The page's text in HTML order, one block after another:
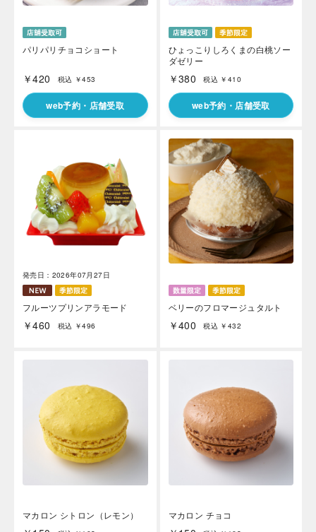
パリパリチョコショート
￥420 税込 ￥453
web予約・店舗受取
ひょっこりしろくまの白桃ソー
ダゼリー
￥380 税込 ￥410
web予約・店舗受取
発売日：2026年07月27日
フルーツプリンアラモード
￥460 税込 ￥496
ベリーのフロマージュタルト
￥400 税込 ￥432
マカロン シトロン（レモン） マカロン チョコ